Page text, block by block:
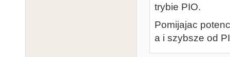
trybie PIO.
Pomijajac
a i szybsze od